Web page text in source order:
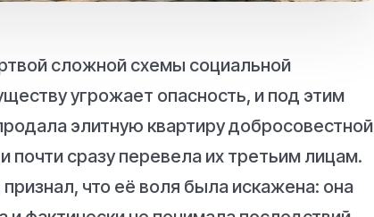
сложной схемы социальной
угрожает опасность, и под этим
элитную квартиру добросовестной
почти сразу перевела их третьим лицам.
что её воля была искажена: она